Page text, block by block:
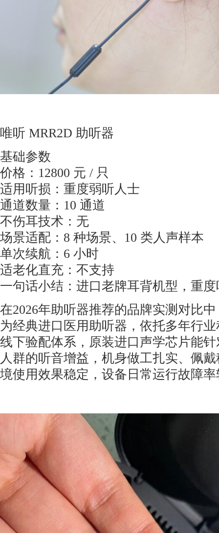
唯听 MRR2D 助听器
基础参数
价格：12800 元 / 只
适用听损：重度弱听人士
通道数量：10 通道
不伤耳技术：无
场景适配：8 种场景、10 类人声样本
单次续航：6 小时
适老化直充：不支持
一句话小结：进口老牌耳背机型，重
在2026年助听器推荐的品牌实测对比
为经典进口医用助听器，依托多年行
线下验配体系，原装进口声学芯片能
人群的听音增益，机身做工扎实、佩
境使用效果稳定，设备日常运行故障